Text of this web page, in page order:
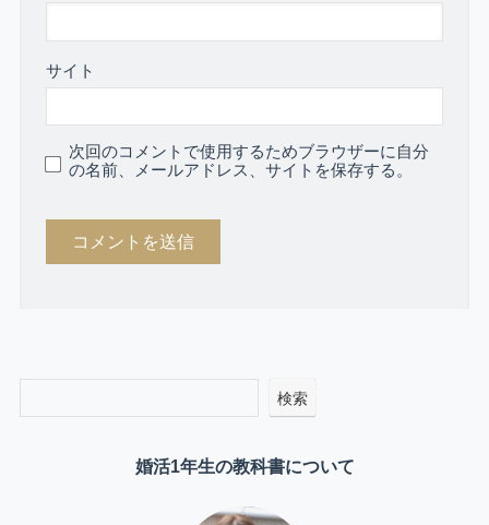
サイト
次回のコメントで使用するためブラウザーに自分
の名前、メールアドレス、サイトを保存する。
検索
婚活1年生の教科書について